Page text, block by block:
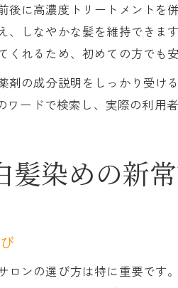
に高濃度トリートメント
しなやかな髪を維持でき
れるため、初めての方でも安
の成分説明をしっかり受
ードで検索し、実際の利用
髪染めの新
ンの選び方は特に重要で